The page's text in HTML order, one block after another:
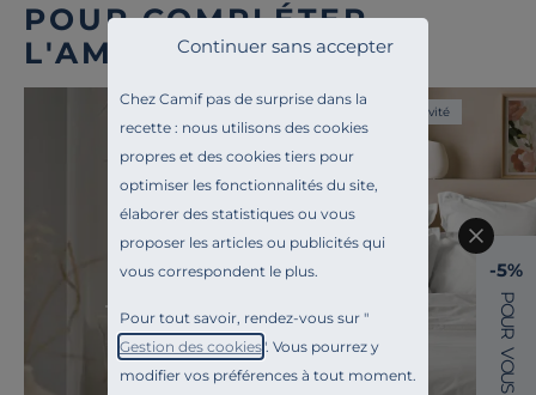
Chez Camif pas de surprise dans la
recette : nous utilisons des cookies
propres et des cookies tiers pour
optimiser les fonctionnalités du site,
élaborer des statistiques ou vous
proposer les articles ou publicités qui
vous correspondent le plus.
Pour tout savoir, rendez-vous sur "
Gestion des cookies". Vous pourrez y
modifier vos préférences à tout moment.
Continuer sans accepter
POUR COMPLÉTER
L'AMBIANCE
Toute l'inspiration
Ile de Ré
Exclusivité
-5%
P
O
U
R
V
O
U
S